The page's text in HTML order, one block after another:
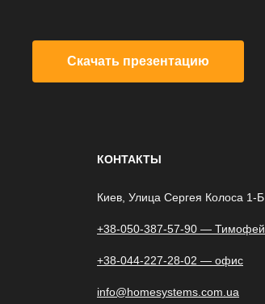
Скачать презентацию
КОНТАКТЫ
Киев, Улица Сергея Колоса 1-Б
+38-050-387-57-90 — Тимофей
+38-044-227-28-02 — офис
info@homesystems.com.ua